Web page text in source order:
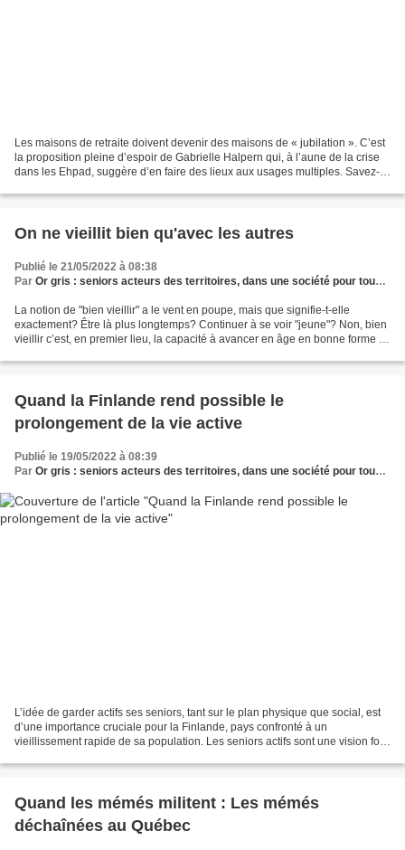
Les maisons de retraite doivent devenir des maisons de « jubilation ». C’est
la proposition pleine d’espoir de Gabrielle Halpern qui, à l’aune de la crise
dans les Ehpad, suggère d’en faire des lieux aux usages multiples. Savez-
On ne vieillit bien qu'avec les autres
Publié le 21/05/2022 à 08:38
Par Or gris : seniors acteurs des territoires, dans une société pour tous les âges
La notion de "bien vieillir" a le vent en poupe, mais que signifie-t-elle
exactement? Être là plus longtemps? Continuer à se voir "jeune"? Non, bien
vieillir c’est, en premier lieu, la capacité à avancer en âge en bonne forme et
Quand la Finlande rend possible le
prolongement de la vie active
Publié le 19/05/2022 à 08:39
Par Or gris : seniors acteurs des territoires, dans une société pour tous les âges
L’idée de garder actifs ses seniors, tant sur le plan physique que social, est
d’une importance cruciale pour la Finlande, pays confronté à un
vieillissement rapide de sa population. Les seniors actifs sont une vision fort
Quand les mémés militent : Les mémés
déchaînées au Québec